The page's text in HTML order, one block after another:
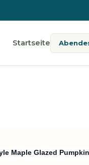
Startseite
Maple Glazed